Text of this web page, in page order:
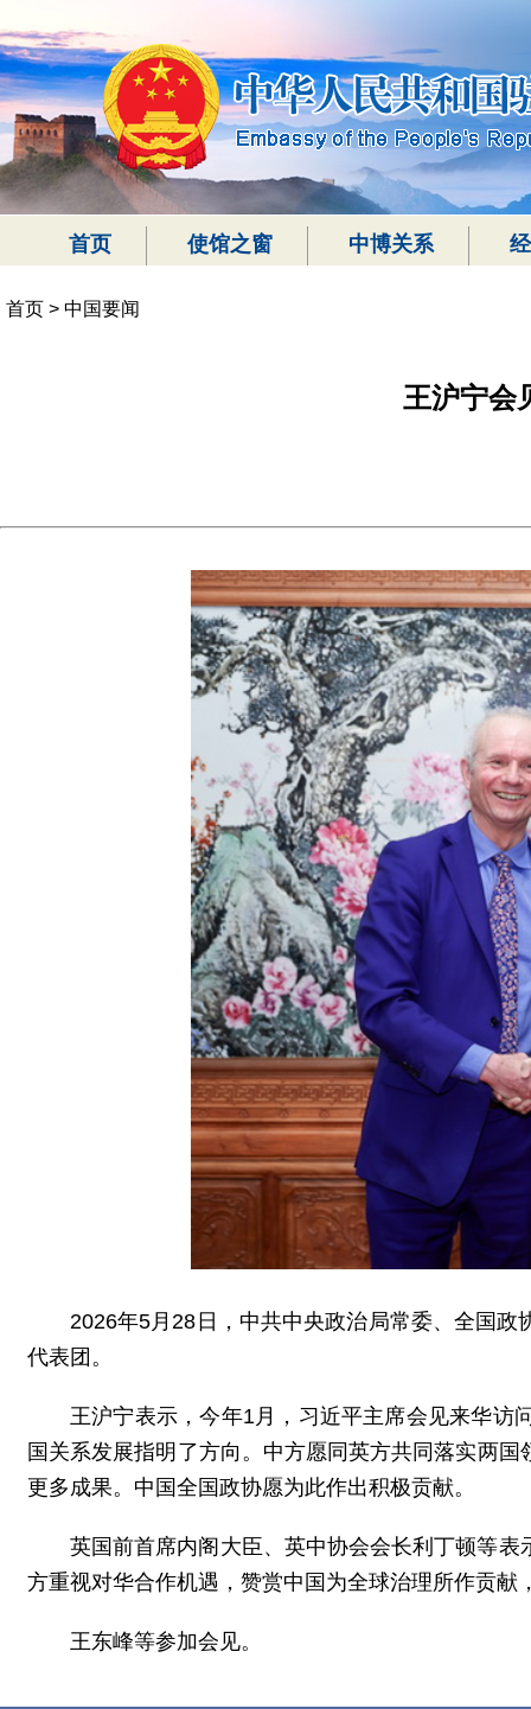
首页 使馆之窗 中博关系
首页 > 中国要闻
王沪宁会
2026年5月28日，中共中央政治局常委、全国
代表团。
王沪宁表示，今年1月，习近平主席会见来华访
国关系发展指明了方向。中方愿同英方共同落实两
更多成果。中国全国政协愿为此作出积极贡献。
英国前首席内阁大臣、英中协会会长利丁顿等
方重视对华合作机遇，赞赏中国为全球治理所作贡
王东峰等参加会见。